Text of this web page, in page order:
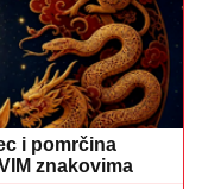
i pomrčina
znakovima